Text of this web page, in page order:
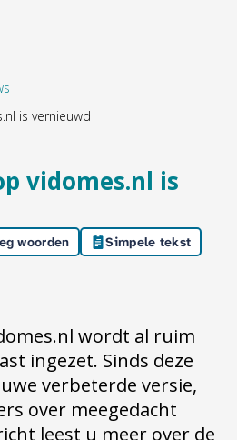
is vernieuwd
vidomes.nl is
woorden Simpele tekst
wordt al ruim
ingezet. Sinds deze
verbeterde versie,
over meegedacht
leest u meer over de